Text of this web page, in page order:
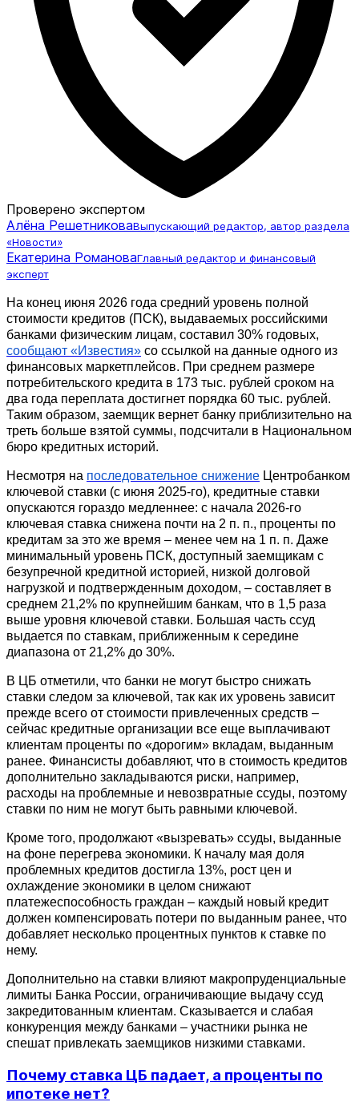
Проверено экспертом
Алёна РешетниковаВыпускающий редактор, автор раздела
«Новости»
Екатерина РомановаГлавный редактор и финансовый
эксперт
На конец июня 2026 года средний уровень полной
стоимости кредитов (ПСК), выдаваемых российскими
сообщают «Известия» со ссылкой на данные одного из
финансовых маркетплейсов. При среднем размере
потребительского кредита в 173 тыс. рублей сроком на
два года переплата достигнет порядка 60 тыс. рублей.
Таким образом, заемщик вернет банку приблизительно на
треть больше взятой суммы, подсчитали в Национальном
бюро кредитных историй.
Несмотря на последовательное снижение Центробанком
ключевой ставки (с июня 2025-го), кредитные ставки
опускаются гораздо медленнее: с начала 2026-го
ключевая ставка снижена почти на 2 п. п., проценты по
кредитам за это же время – менее чем на 1 п. п. Даже
минимальный уровень ПСК, доступный заемщикам с
безупречной кредитной историей, низкой долговой
нагрузкой и подтвержденным доходом, – составляет в
среднем 21,2% по крупнейшим банкам, что в 1,5 раза
выше уровня ключевой ставки. Большая часть ссуд
выдается по ставкам, приближенным к середине
диапазона от 21,2% до 30%.
В ЦБ отметили, что банки не могут быстро снижать
ставки следом за ключевой, так как их уровень зависит
прежде всего от стоимости привлеченных средств –
сейчас кредитные организации все еще выплачивают
клиентам проценты по «дорогим» вкладам, выданным
ранее. Финансисты добавляют, что в стоимость кредитов
дополнительно закладываются риски, например,
расходы на проблемные и невозвратные ссуды, поэтому
ставки по ним не могут быть равными ключевой.
Кроме того, продолжают «вызревать» ссуды, выданные
на фоне перегрева экономики. К началу мая доля
проблемных кредитов достигла 13%, рост цен и
охлаждение экономики в целом снижают
платежеспособность граждан – каждый новый кредит
должен компенсировать потери по выданным ранее, что
добавляет несколько процентных пунктов к ставке по
нему.
Дополнительно на ставки влияют макропруденциальные
лимиты Банка России, ограничивающие выдачу ссуд
закредитованным клиентам. Сказывается и слабая
конкуренция между банками – участники рынка не
спешат привлекать заемщиков низкими ставками.
Почему ставка ЦБ падает, а проценты по
ипотеке нет?